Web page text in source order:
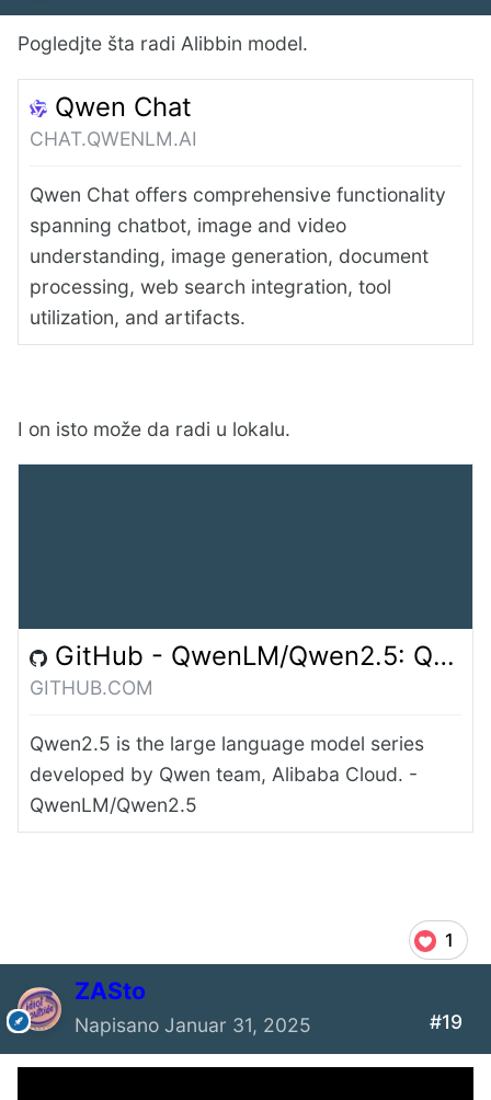
Pogledjte šta radi Alibbin model.
Qwen Chat
CHAT.QWENLM.AI
Qwen Chat offers comprehensive functionality
spanning chatbot, image and video
understanding, image generation, document
processing, web search integration, tool
utilization, and artifacts.
I on isto može da radi u lokalu.
GitHub - QwenLM/Qwen2.5: Qwen2.5 is the large language model series developed by Qwen team, Alibaba Cloud.
GITHUB.COM
Qwen2.5 is the large language model series
developed by Qwen team, Alibaba Cloud. -
QwenLM/Qwen2.5
1
ZASto
Napisano Januar 31, 2025 #19